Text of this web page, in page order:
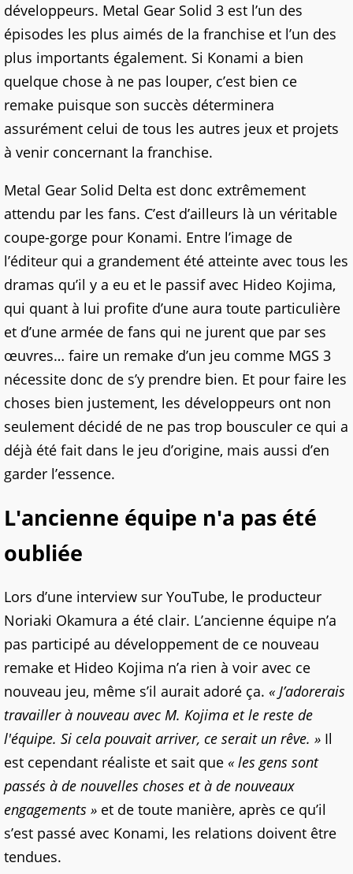
développeurs. Metal Gear Solid 3 est l’un des
épisodes les plus aimés de la franchise et l’un des
plus importants également. Si Konami a bien
quelque chose à ne pas louper, c’est bien ce
remake puisque son succès déterminera
assurément celui de tous les autres jeux et projets
à venir concernant la franchise.
Metal Gear Solid Delta est donc extrêmement
attendu par les fans. C’est d’ailleurs là un véritable
coupe-gorge pour Konami. Entre l’image de
l’éditeur qui a grandement été atteinte avec tous les
dramas qu’il y a eu et le passif avec Hideo Kojima,
qui quant à lui profite d’une aura toute particulière
et d’une armée de fans qui ne jurent que par ses
œuvres… faire un remake d’un jeu comme MGS 3
nécessite donc de s’y prendre bien. Et pour faire les
choses bien justement, les développeurs ont non
seulement décidé de ne pas trop bousculer ce qui a
déjà été fait dans le jeu d’origine, mais aussi d’en
garder l’essence.
L'ancienne équipe n'a pas été
oubliée
Lors d’une interview sur YouTube, le producteur
Noriaki Okamura a été clair. L’ancienne équipe n’a
pas participé au développement de ce nouveau
remake et Hideo Kojima n’a rien à voir avec ce
nouveau jeu, même s’il aurait adoré ça. « J’adorerais
travailler à nouveau avec M. Kojima et le reste de
l'équipe. Si cela pouvait arriver, ce serait un rêve. » Il
est cependant réaliste et sait que « les gens sont
passés à de nouvelles choses et à de nouveaux
engagements » et de toute manière, après ce qu’il
s’est passé avec Konami, les relations doivent être
tendues.